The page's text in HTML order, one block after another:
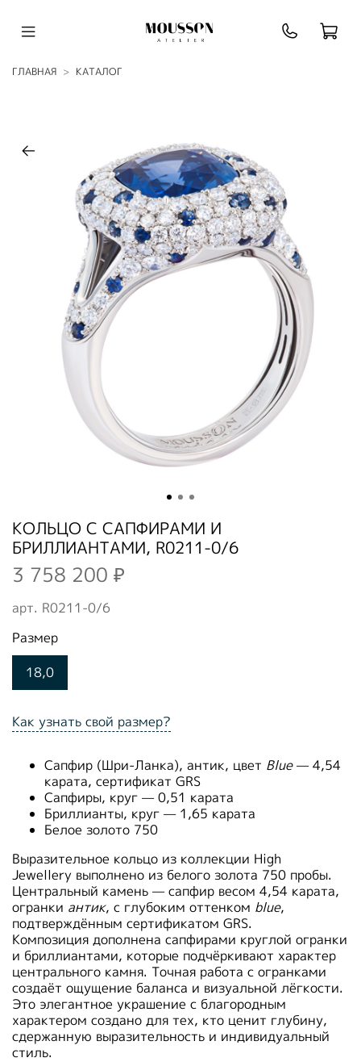
ГЛАВНАЯ КАТАЛОГ
арт. R0211-0/6
КОЛЬЦО С САПФИРАМИ И
БРИЛЛИАНТАМИ, R0211-0/6
3 758 200 ₽
Как узнать свой размер?
Размер
18,0
Сапфир (Шри-Ланка), антик, цвет Blue— 4,54
карата, сертификат GRS
Сапфиры, круг — 0,51 карата
Бриллианты, круг — 1,65 карата
Белое золото 750
Выразительное кольцо из коллекции High
Jewellery выполнено из белого золота 750 пробы.
Центральный камень — сапфир весом 4,54 карата,
огранки антик, с глубоким оттенком blue,
подтверждённым сертификатом GRS.
Композиция дополнена сапфирами круглой огранки
и бриллиантами, которые подчёркивают характер
центрального камня. Точная работа с огранками
создаёт ощущение баланса и визуальной лёгкости.
Это элегантное украшение с благородным
характером создано для тех, кто ценит глубину,
сдержанную выразительность и индивидуальный
стиль.